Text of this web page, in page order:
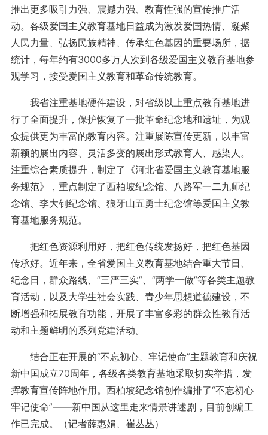
推出更多吸引力强、震撼力强、教育性强的宣传推广活
动。各级爱国主义教育基地日益成为激发爱国热情、凝聚
人民力量、弘扬民族精神、传承红色基因的重要场所，据
统计，每年约有3000多万人次到各级爱国主义教育基地参
观学习，接受爱国主义教育和革命传统教育。
我省注重基地硬件建设，对省级以上重点教育基地进
行了全面提升，保护恢复了一批革命纪念地和遗址，为观
众提供更为丰富的教育内容。注重展陈宣传更新，以丰富
新颖的展出内容、灵活多变的展出形式教育人、感染人。
注重综合素质提升，制定了《河北省爱国主义教育基地服
务规范》，重点制定了西柏坡纪念馆、八路军一二九师纪
念馆、李大钊纪念馆、狼牙山五勇士纪念馆等爱国主义教
育基地服务规范。
把红色资源利用好，把红色传统发扬好，把红色基因
传承好。近年来，全省爱国主义教育基地结合重大节日、
纪念日，群众路线、“三严三实”、“两学一做”等各类主题教
育活动，以及大学生社会实践、青少年思想道德建设，不
断增强和拓展教育功能，开展了丰富多彩的群众性教育活
动和主题鲜明的系列党建活动。
结合正在开展的“不忘初心、牢记使命”主题教育和庆祝
新中国成立70周年，各级各类教育基地采取切实举措，发
挥教育宣传阵地作用。西柏坡纪念馆创作编排了“不忘初心
牢记使命”——新中国从这里走来情景讲述剧，目前创编工
作已完成。（记者薛惠娟、崔丛丛）